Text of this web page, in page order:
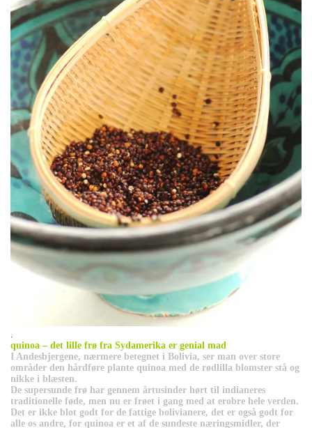
.
quinoa – det lille frø fra Sydamerika er genial mad
I Andesbjergene, nærmere betegnet i Bolivia, ser man over store
områder den hårdføre plante quinoa med de rødlilla blomster stå og
nikke i blæsten.
De supersunde frø har gennem årtusinder hørt til indianeres
traditionelle føde, men nu er frøet i gang med at erobre hele verden.
Det er ikke blot godt for de fattige bolivianere, det er også godt for
alle os andre, for quinoa er et af de sundeste næringsmidler, der